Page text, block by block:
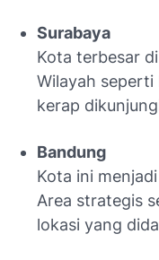
Surabaya
Kota terbesar
Wilayah seperti
kerap
Bandung
Kota ini
Area strategis
lokasi yang